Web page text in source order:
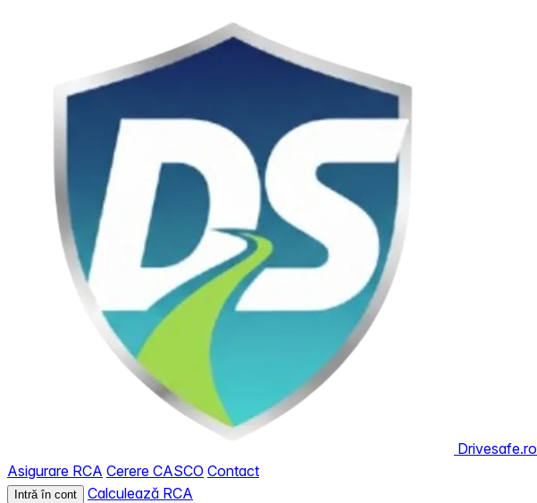
Drivesafe.ro
Asigurare RCA Cerere CASCO Contact
Intră în cont Calculează RCA